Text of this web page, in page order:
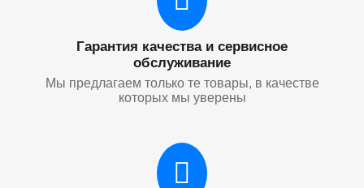
Гарантия качества и сервисное
обслуживание
Мы предлагаем только те товары, в качестве
которых мы уверены